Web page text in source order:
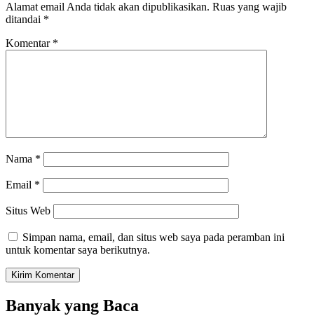
Alamat email Anda tidak akan dipublikasikan. Ruas yang wajib
ditandai *
Komentar *
Nama *
Email *
Situs Web
Simpan nama, email, dan situs web saya pada peramban ini
untuk komentar saya berikutnya.
Banyak yang Baca